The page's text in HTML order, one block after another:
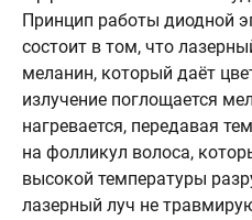
Принцип работы диодной
состоит в том, что
меланин, который даёт
излучение поглощается
нагревается, передавая
на фолликул волоса,
высокой температуры
лазерный луч не